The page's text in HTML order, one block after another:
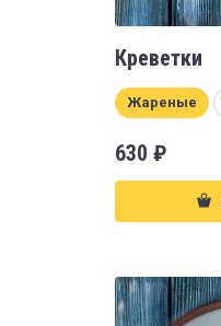
Креветки
Жареные
630 ₽